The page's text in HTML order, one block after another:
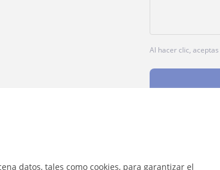
datos, tales como cookies, para garantizar el
Al hacer clic,
error en este perfil?